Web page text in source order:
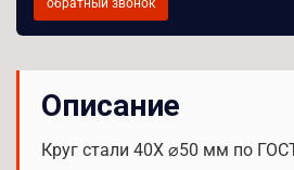
обратный звонок
Описание
Круг стали 40Х ⌀50 мм по